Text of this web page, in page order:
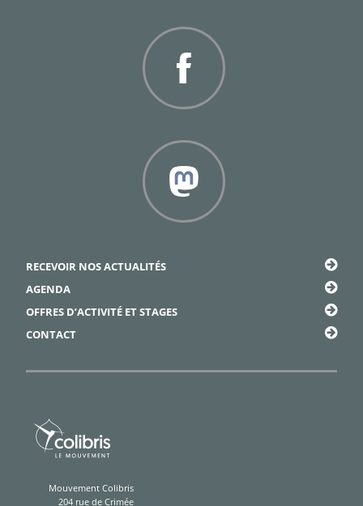
Mouvement Colibris
204 rue de Crimée
RECEVOIR NOS ACTUALITÉS
AGENDA
OFFRES D’ACTIVITÉ ET STAGES
CONTACT